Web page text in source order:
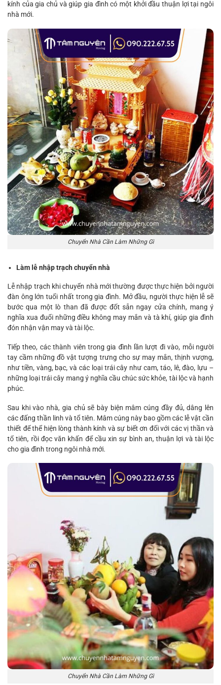
kính của gia chủ và giúp gia đình có một khởi đầu thuận lợi tại ngôi
nhà mới.
Chuyển Nhà Cần Làm Những Gì
Làm lễ nhập trạch chuyển nhà
Lễ nhập trạch khi chuyển nhà mới thường được thực hiện bởi người
đàn ông lớn tuổi nhất trong gia đình. Mở đầu, người thực hiện lễ sẽ
bước qua một lò than đã được đốt sẵn ngay cửa chính, mang ý
nghĩa xua đuổi những điều không may mắn và tà khí, giúp gia đình
đón nhận vận may và tài lộc.
Tiếp theo, các thành viên trong gia đình lần lượt đi vào, mỗi người
tay cầm những đồ vật tượng trưng cho sự may mắn, thịnh vượng,
như tiền, vàng, bạc, và các loại trái cây như cam, táo, lê, đào, lựu –
những loại trái cây mang ý nghĩa cầu chúc sức khỏe, tài lộc và hạnh
phúc.
Sau khi vào nhà, gia chủ sẽ bày biện mâm cúng đầy đủ, dâng lên
các đấng thần linh và tổ tiên. Mâm cúng này bao gồm các lễ vật cần
thiết để thể hiện lòng thành kính và sự biết ơn đối với các vị thần và
tổ tiên, rồi đọc văn khấn để cầu xin sự bình an, thuận lợi và tài lộc
cho gia đình trong ngôi nhà mới.
Chuyển Nhà Cần Làm Những Gì